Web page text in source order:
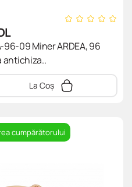
96-09 Miner ARDEA, 96
antichiza..
La Coș
cumpărătorului